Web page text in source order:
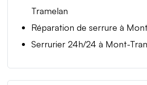
Tramelan
Réparation de serrure à
Serrurier 24h/24 à Mont-